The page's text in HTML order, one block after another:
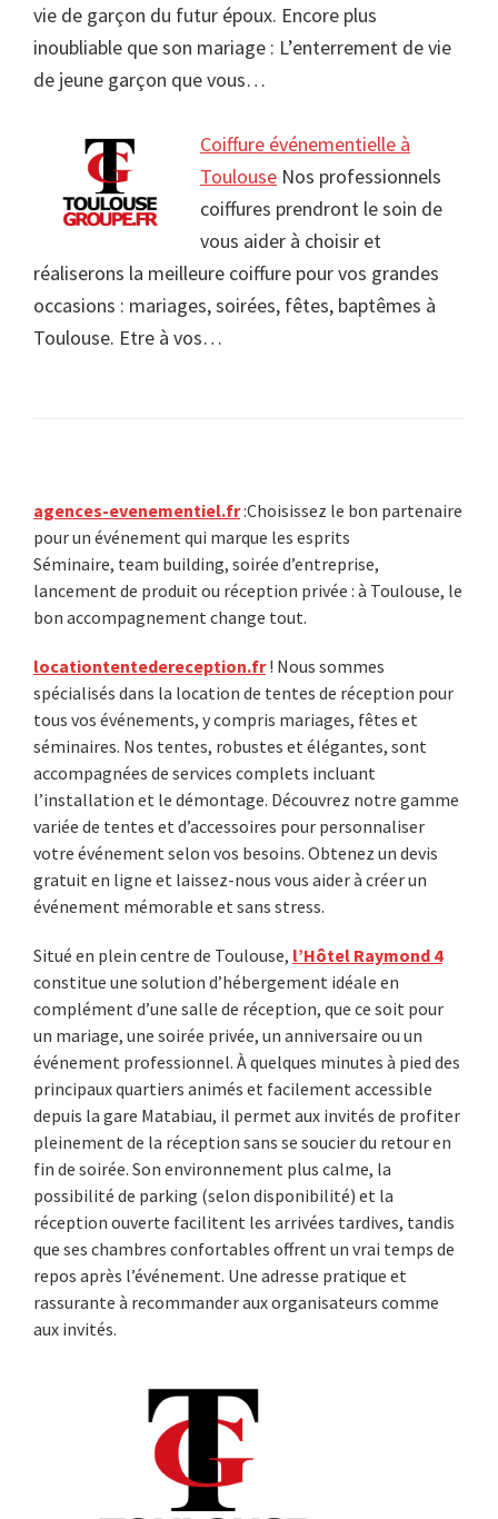
vie de garçon du futur époux. Encore plus
inoubliable que son mariage : L’enterrement de vie
de jeune garçon que vous…
Coiffure événementielle à
Toulouse Nos professionnels
coiffures prendront le soin de
vous aider à choisir et
réaliserons la meilleure coiffure pour vos grandes
occasions : mariages, soirées, fêtes, baptêmes à
Toulouse. Etre à vos…
Primary
Sidebar
agences-evenementiel.fr:Choisissez le bon partenaire
pour un événement qui marque les esprits
Séminaire, team building, soirée d’entreprise,
lancement de produit ou réception privée : à Toulouse, le
bon accompagnement change tout.
locationtentedereception.fr! Nous sommes
spécialisés dans la location de tentes de réception pour
tous vos événements, y compris mariages, fêtes et
séminaires. Nos tentes, robustes et élégantes, sont
accompagnées de services complets incluant
l’installation et le démontage. Découvrez notre gamme
variée de tentes et d’accessoires pour personnaliser
votre événement selon vos besoins. Obtenez un devis
gratuit en ligne et laissez-nous vous aider à créer un
événement mémorable et sans stress.
Situé en plein centre de Toulouse, l’Hôtel Raymond 4
constitue une solution d’hébergement idéale en
complément d’une salle de réception, que ce soit pour
un mariage, une soirée privée, un anniversaire ou un
événement professionnel. À quelques minutes à pied des
principaux quartiers animés et facilement accessible
depuis la gare Matabiau, il permet aux invités de profiter
pleinement de la réception sans se soucier du retour en
fin de soirée. Son environnement plus calme, la
possibilité de parking (selon disponibilité) et la
réception ouverte facilitent les arrivées tardives, tandis
que ses chambres confortables offrent un vrai temps de
repos après l’événement. Une adresse pratique et
rassurante à recommander aux organisateurs comme
aux invités.